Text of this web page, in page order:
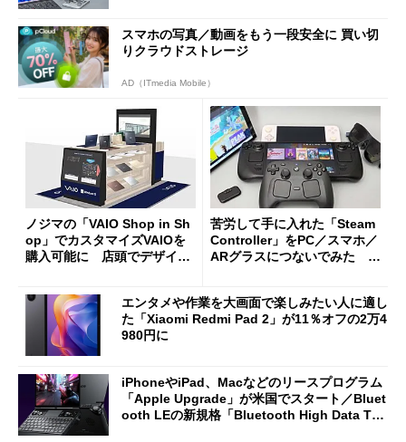
スマホの写真／動画をもう一段安全に 買い切
りクラウドストレージ
AD（ITmedia Mobile）
ノジマの「VAIO Shop in Sh
op」でカスタマイズVAIOを
購入可能に 店頭でデザイン
苦労して手に入れた「Steam
Controller」をPC／スマホ／
ARグラスにつないでみた ゲ
エンタメや作業を大画面で楽しみたい人に適し
た「Xiaomi Redmi Pad 2」が11％オフの2万4
980円に
iPhoneやiPad、Macなどのリースプログラム
「Apple Upgrade」が米国でスタート／Bluet
ooth LEの新規格「Bluetooth High Data Thr